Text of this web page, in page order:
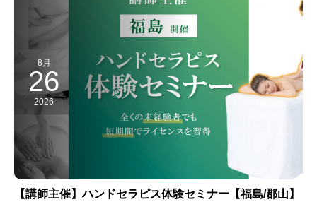
8月
26
2026
【講師主催】ハンドセラピス体験セミナー【福島/郡山】